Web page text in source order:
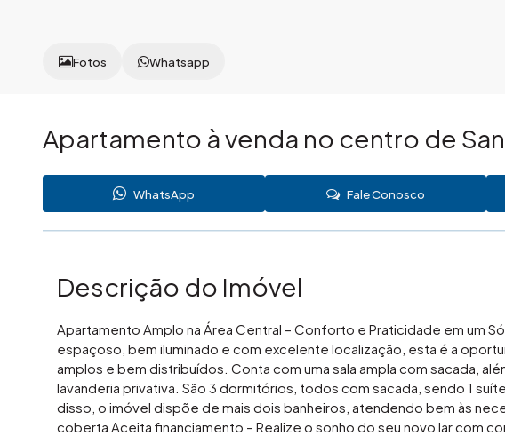
Fotos Whatsapp
Apartamento à venda no centro de
WhatsApp Fale Conosco
Descrição do Imóvel
Apartamento Amplo na Área Central – Conforto e Praticidade em um
espaçoso, bem iluminado e com excelente localização, esta é a
amplos e bem distribuídos. Conta com uma sala ampla com sacada,
lavanderia privativa. São 3 dormitórios, todos com sacada, sendo 1
disso, o imóvel dispõe de mais dois banheiros, atendendo bem às
coberta Aceita financiamento – Realize o sonho do seu novo lar com